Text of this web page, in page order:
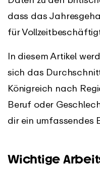
dass das
für
In diesem Artikel
sich das
Königreich nach
Beruf oder
dir ein umfassendes
Wichtige